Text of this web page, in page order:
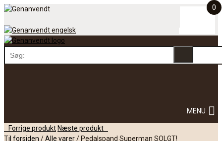
Skip
content
0
content
MENU
Post
navigation
Forrige produkt Næste produkt
Til forsiden /Alle varer/ Pedalspand Superman SOLGT!